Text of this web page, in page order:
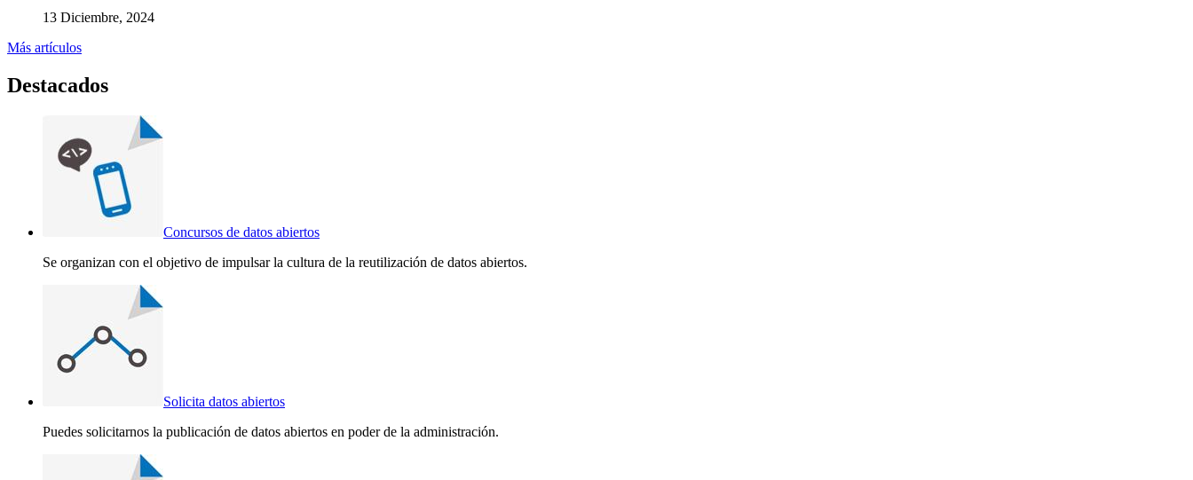
13 Diciembre, 2024
Más artículos
Destacados
Concursos de datos abiertos
Se organizan con el objetivo de impulsar la cultura de la reutilización de datos abiertos.
Solicita datos abiertos
Puedes solicitarnos la publicación de datos abiertos en poder de la administración.